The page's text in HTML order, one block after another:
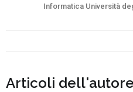
Informatica Università
Articoli dell'autore